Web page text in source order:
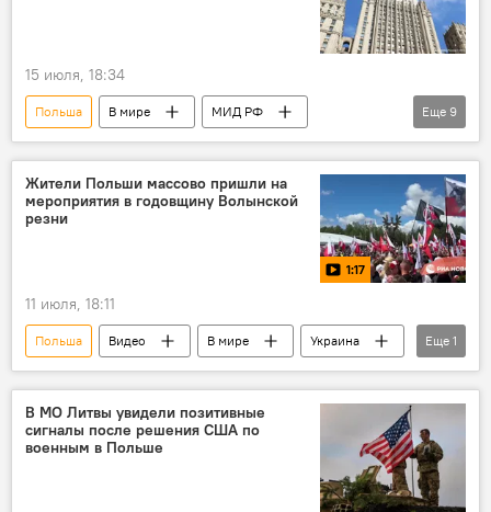
15 июля, 18:34
Польша В мире
МИД РФ
Мария Захарова
граница
государственная граница
военные учения
Россия
Еще 9
Жители Польши массово пришли на
мероприятия в годовщину Волынской
резни
1:17
11 июля, 18:11
Польша Видео В мире
Украина
"Волынская резня"
Еще 1
В МО Литвы увидели позитивные
сигналы после решения США по
военным в Польше